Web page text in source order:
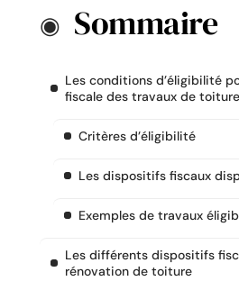
Sommaire
Les conditions d’éligibilité
fiscale des travaux de toiture
Critères d’éligibilité
Les dispositifs fiscaux
Exemples de travaux
Les différents dispositifs
rénovation de toiture